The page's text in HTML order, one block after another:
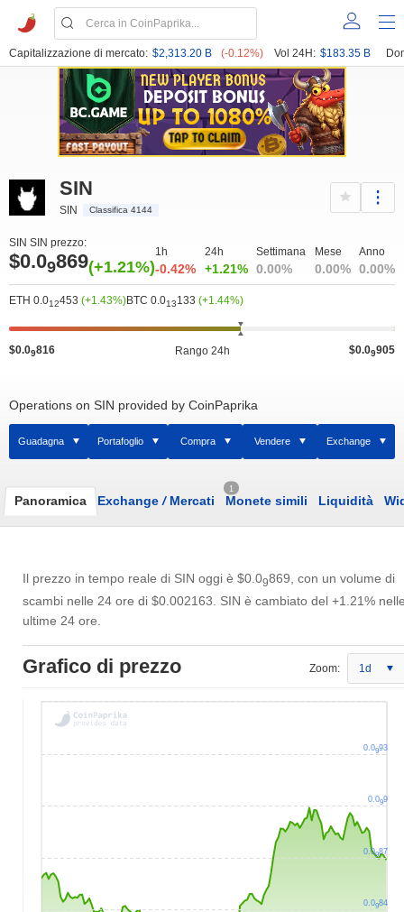
Capitalizzazione di mercato: $2,313.20 B (-0.12%) Vol 24H: $183.35 B
SIN
SIN Classifica 4144
SIN SIN prezzo:
$0.09869(+1.21%)
1h
-0.42%
24h
+1.21%
Settimana
0.00%
Mese
0.00%
Anno
0.00%
ETH 0.012453 (+1.43%)BTC 0.013133 (+1.44%)
$0.09816 Rango 24h $0.09905
Operations on SIN provided by CoinPaprika
Guadagna Portafoglio Compra Vendere Exchange
Panoramica Exchange /Mercati
1
Monete simili Liquidità
Il prezzo in tempo reale di SIN oggi è $0.09869 , con un volume di
scambi nelle 24 ore di $0.002163 . SIN è cambiato del +1.21%
ultime 24 ore.
Grafico di prezzo Zoom: 1d
0.0984
0.0987
0.099
0.0993